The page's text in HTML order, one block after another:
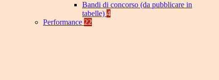
Bandi di concorso (da pubblicare in
tabelle) 4
Performance 22